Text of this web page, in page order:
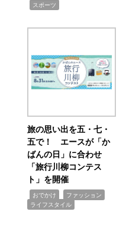
スポーツ
旅の思い出を五・七・
五で！ エースが「か
ばんの日」に合わせ
「旅行川柳コンテス
ト」を開催
おでかけ ファッション
ライフスタイル